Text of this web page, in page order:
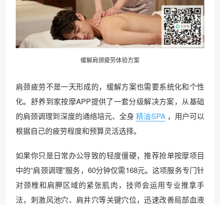
缓解肩颈疲劳体验方案
肩颈疲劳不是一天形成的，缓解方案也需要系统化和个性
化。舒养到家按摩APP提供了一套分级解决方案，从基础
的肩颈调理到深度的通络培元、全身 精油SPA ，用户可以
根据自己的疲劳程度和预算灵活选择。
如果你只是日常办公导致的轻度僵硬，推荐抢单按摩项目
中的“肩颈调理”服务，60分钟仅需168元。这项服务专门针
对颈椎和肩胛区域的紧张肌肉，技师会运用专业推拿手
法，刺激风池穴、肩井穴等关键穴位，迅速改善局部血液